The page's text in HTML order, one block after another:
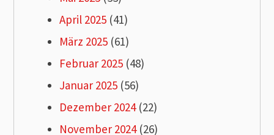
April 2025 (41)
März 2025 (61)
Februar 2025 (48)
Januar 2025 (56)
Dezember 2024(22)
November 2024(26)